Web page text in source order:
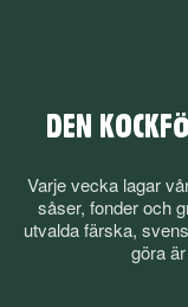
DEN
Varje vecka lagar
såser, fonder och
utvalda färska,
göra